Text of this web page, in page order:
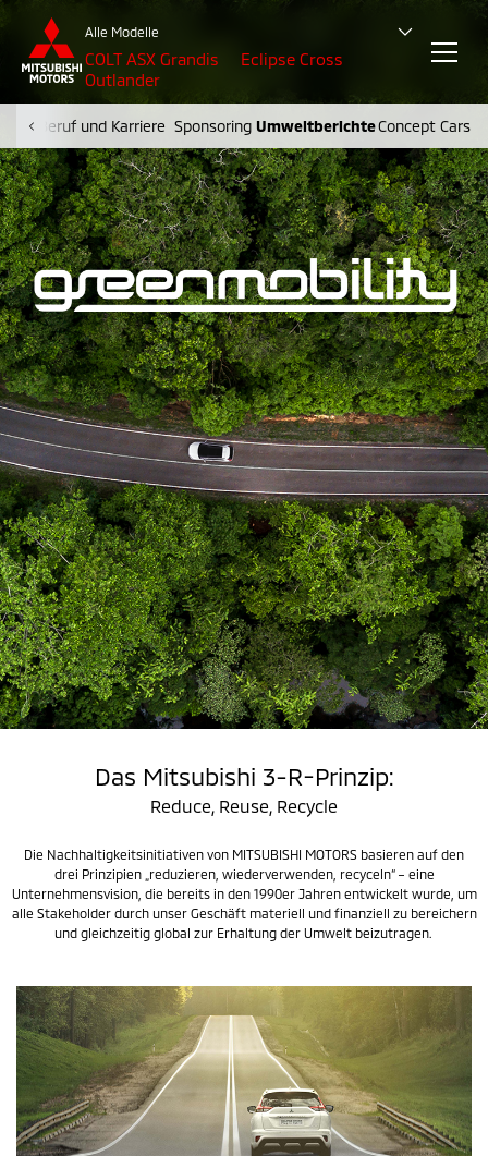
Alle Modelle
COLT ASX Grandis
Eclipse Cross
Outlander
Beruf und Karriere Sponsoring UmweltberichteConcept Cars
Das Mitsubishi 3-R-Prinzip:
Reduce, Reuse, Recycle
Die Nachhaltigkeitsinitiativen von MITSUBISHI MOTORS basieren auf den
drei Prinzipien „reduzieren, wiederverwenden, recyceln“ – eine
Unternehmensvision, die bereits in den 1990er Jahren entwickelt wurde, um
alle Stakeholder durch unser Geschäft materiell und finanziell zu bereichern
und gleichzeitig global zur Erhaltung der Umwelt beizutragen.